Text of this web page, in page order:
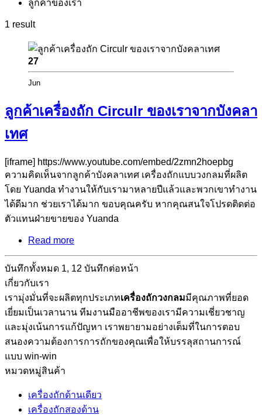
ลูกค้าของเรา
1 result
27
Jun
ลูกค้าเครื่องถัก Circulr ของเราจากบังคลา
เทศ
[iframe] https://www.youtube.com/embed/2zmn2hoepbg
ความคิดเห็นจากลูกค้าบังคลาเทศ เครื่องถักแบบวงกลมที่ผลิต
โดย Yuanda ทำงานให้กับเรามาหลายปีแล้วและพวกเขาทำงาน
ได้ดีมาก ช่วยเราได้มาก ขอบคุณครับ หากคุณสนใจโปรดติดต่อ
ตัวแทนฝ่ายขายของ Yuanda
Read more
บันทึกทั้งหมด 1, 12 บันทึกต่อหน้า
เกี่ยวกับเรา
เรามุ่งมั่นที่จะผลิตทุกประเภทเครื่องถักวงกลมมีคุณภาพที่ยอด
เยี่ยมเป็นเวลานาน ทีมงานมืออาชีพของเรามีความเชี่ยวชาญ
และมุ่งเน้นการแก้ปัญหา เราพยายามอย่างเต็มที่ในการตอบ
สนองความต้องการการถักของคุณเพื่อให้บรรลุสถานการณ์
แบบ win-win
หมวดหมู่สินค้า
เครื่องถักด้านเดียว
เครื่องถักสองด้าน